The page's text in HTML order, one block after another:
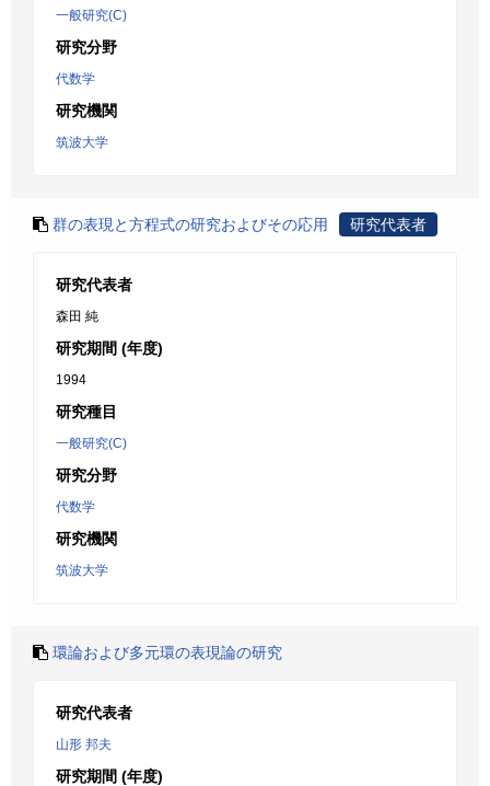
一般研究(C)
研究分野
代数学
研究機関
筑波大学
群の表現と方程式の研究およびその応用 研究代表者
研究代表者
森田 純
研究期間 (年度)
1994
研究種目
一般研究(C)
研究分野
代数学
研究機関
筑波大学
環論および多元環の表現論の研究
研究代表者
山形 邦夫
研究期間 (年度)